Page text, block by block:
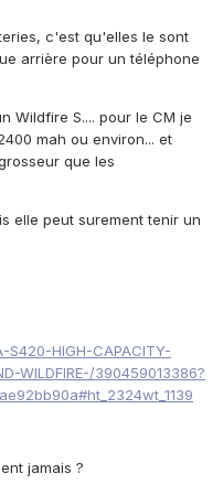
c'est qu'elles le sont
arrière pour un téléphone
Wildfire S.... pour le CM je
mah ou environ... et
que les
elle peut surement tenir un
HIGH-CAPACITY-
WILDFIRE-/390459013386?
jamais ?